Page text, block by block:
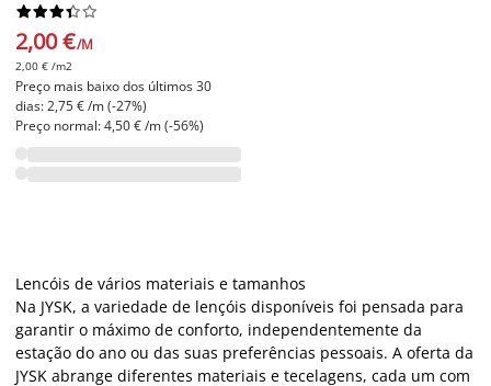






2,00 €/M
2,00 € /m2
Preço mais baixo dos últimos 30
dias: 2,75 € /m (-27%)
Preço normal: 4,50 € /m (-56%)
Lencóis de vários materiais e tamanhos
Na JYSK, a variedade de lençóis disponíveis foi pensada para
garantir o máximo de conforto, independentemente da
estação do ano ou das suas preferências pessoais. A oferta da
JYSK abrange diferentes materiais e tecelagens, cada um com